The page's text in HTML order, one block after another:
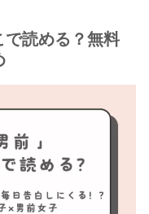
で読める？無料